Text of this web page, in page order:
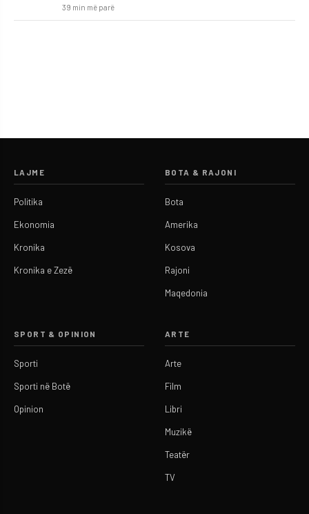
39 min më parë
LAJME
Politika
Ekonomia
Kronika
Kronika e Zezë
BOTA & RAJONI
Bota
Amerika
Kosova
Rajoni
Maqedonia
SPORT & OPINION
Sporti
Sporti në Botë
Opinion
ARTE
Arte
Film
Libri
Muzikë
Teatër
TV